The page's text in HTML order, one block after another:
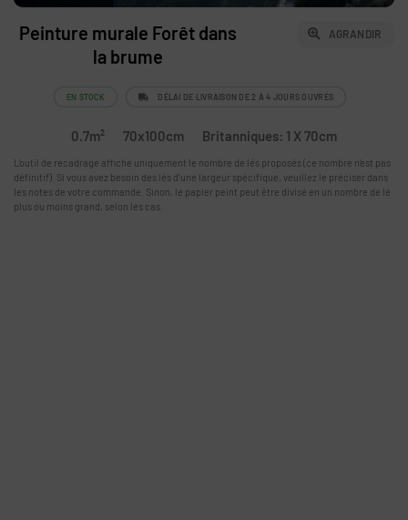
Peinture murale Forêt dans
la brume
AGRANDIR
EN STOCK DÉLAI DE LIVRAISON DE 2 À 4 JOURS OUVRÉS
0.7m² 70x100cm Britanniques: 1 X 70cm
L'outil de recadrage affiche uniquement le nombre de lés proposés (ce nombre n'est pas
définitif). Si vous avez besoin des lés d’une largeur spécifique, veuillez le préciser dans
les notes de votre commande. Sinon, le papier peint peut être divisé en un nombre de lé
plus ou moins grand, selon les cas.